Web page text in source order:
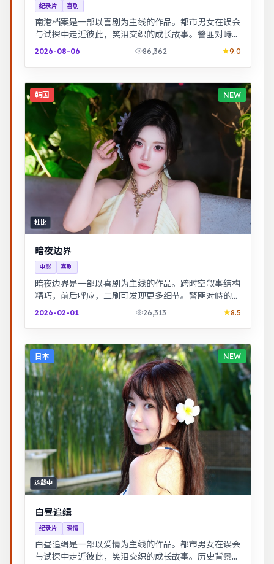
纪录片 喜剧
南港档案是一部以喜剧为主线的作品。都市男女在误会
与试探中走近彼此，笑泪交织的成长故事。警匪对峙的
心理战戏份突出，节奏紧凑，场面调度成熟。
2026-08-06 86,362 9.0
韩国 NEW
杜比
暗夜边界
电影 喜剧
暗夜边界是一部以喜剧为主线的作品。跨时空叙事结构
精巧，前后呼应，二刷可发现更多细节。警匪对峙的心
理战戏份突出，节奏紧凑，场面调度成熟。
2026-02-01 26,313 8.5
日本 NEW
连载中
白昼追缉
纪录片 爱情
白昼追缉是一部以爱情为主线的作品。都市男女在误会
与试探中走近彼此，笑泪交织的成长故事。历史背景下